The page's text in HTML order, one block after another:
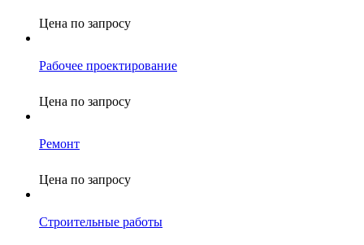
Цена по запросу
Рабочее проектирование
Цена по запросу
Ремонт
Цена по запросу
Строительные работы